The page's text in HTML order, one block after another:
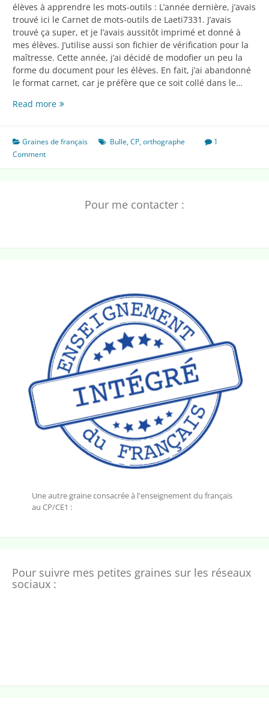
élèves à apprendre les mots-outils : L’année dernière, j’avais
trouvé ici le Carnet de mots-outils de Laeti7331. J’avais
trouvé ça super, et je l’avais aussitôt imprimé et donné à
mes élèves. J’utilise aussi son fichier de vérification pour la
maîtresse. Cette année, j’ai décidé de modofier un peu la
forme du document pour les élèves. En fait, j’ai abandonné
le format carnet, car je préfère que ce soit collé dans le…
Read moreApprendre
outils
Graines de français Bulle,CP,orthographe
1
Comment
Pour me contacter :
Une autre graine consacrée à l'enseignement du français
au CP/CE1 :
Pour suivre mes petites graines sur les réseaux
sociaux :